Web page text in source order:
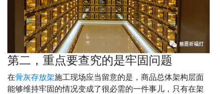
第二，重点要查究的是牢固问题
在骨灰存放架施工现场应当留意的是，商品总体架构层面
能够维持牢固的情况变成了很必需的一件事儿，只有在架